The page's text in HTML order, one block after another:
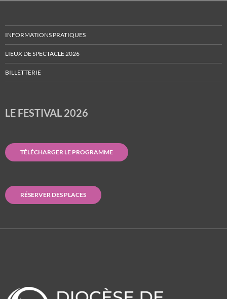
INFORMATIONS PRATIQUES
LIEUX DE SPECTACLE 2026
BILLETTERIE
LE FESTIVAL 2026
TÉLÉCHARGER LE PROGRAMME
RÉSERVER DES PLACES